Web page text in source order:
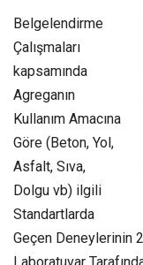
Belgelendirme
Çalışmaları
kapsamında
Agreganın
Kullanım Amacına
Göre (Beton, Yol,
Asfalt, Sıva,
Dolgu vb) ilgili
Standartlarda
Geçen Deneylerinin
Laboratuvar